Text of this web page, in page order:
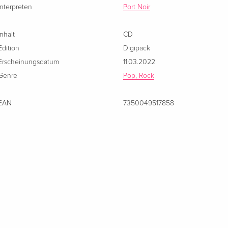
Interpreten Port Noir
Inhalt
CD
Digipack
11.03.2022
Pop, Rock
7350049517858